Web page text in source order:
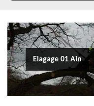
Elagage 01 Ain